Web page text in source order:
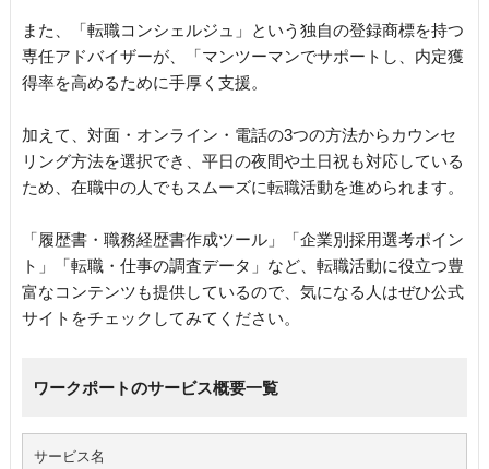
また、「転職コンシェルジュ」という独自の登録商標を持つ
専任アドバイザーが、「マンツーマンでサポートし、内定獲
得率を高めるために手厚く支援。
加えて、対面・オンライン・電話の3つの方法からカウンセ
リング方法を選択でき、平日の夜間や土日祝も対応している
ため、在職中の人でもスムーズに転職活動を進められます。
「履歴書・職務経歴書作成ツール」「企業別採用選考ポイン
ト」「転職・仕事の調査データ」など、転職活動に役立つ豊
富なコンテンツも提供しているので、気になる人はぜひ公式
サイトをチェックしてみてください。
ワークポートのサービス概要一覧
サービス名